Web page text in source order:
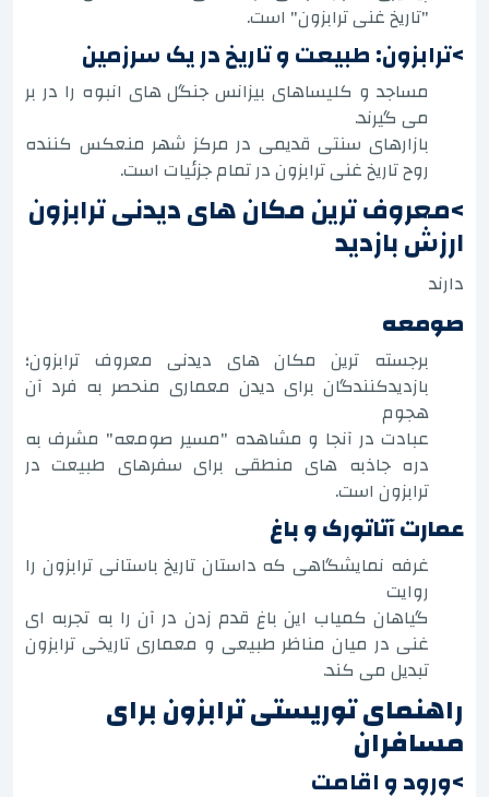
"تاریخ غنی ترابزون" است.
>ترابزون: طبیعت و تاریخ در یک سرزمین
مساجد و کلیساهای بیزانس جنگل های انبوه را در بر
می گیرند.
بازارهای سنتی قدیمی در مرکز شهر منعکس کننده
روح تاریخ غنی ترابزون در تمام جزئیات است.
>معروف ترین مکان های دیدنی ترابزون
ارزش بازدید
دارند
صومعه
برجسته ترین مکان های دیدنی معروف ترابزون؛
بازدیدکنندگان برای دیدن معماری منحصر به فرد آن
هجوم
عبادت در آنجا و مشاهده "مسیر صومعه" مشرف به
دره جاذبه های منطقی برای سفرهای طبیعت در
ترابزون است.
عمارت آتاتورک و باغ
غرفه نمایشگاهی که داستان تاریخ باستانی ترابزون را
روایت
گیاهان کمیاب این باغ قدم زدن در آن را به تجربه ای
غنی در میان مناظر طبیعی و معماری تاریخی ترابزون
تبدیل می کند.
راهنمای توریستی ترابزون برای
مسافران
>ورود و اقامت